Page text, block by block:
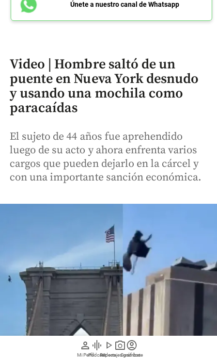
person
Mi Perfil
graphic_eq
Pódcast
play_arrow
Videos
photo_camera
Reportajes gráficos
account_circle
Suscríbete
Únete a nuestro canal de Whatsapp
Video | Hombre saltó de un
puente en Nueva York desnudo
y usando una mochila como
paracaídas
El sujeto de 44 años fue aprehendido
luego de su acto y ahora enfrenta varios
cargos que pueden dejarlo en la cárcel y
con una importante sanción económica.